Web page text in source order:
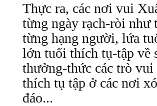
Thực ra, các nơi vui
từng ngày rạch-ròi như
từng hạng người, lứa
lớn tuổi thích tụ-tập về
thưởng-thức các trò
thích tụ tập ở các nơi
đáo...